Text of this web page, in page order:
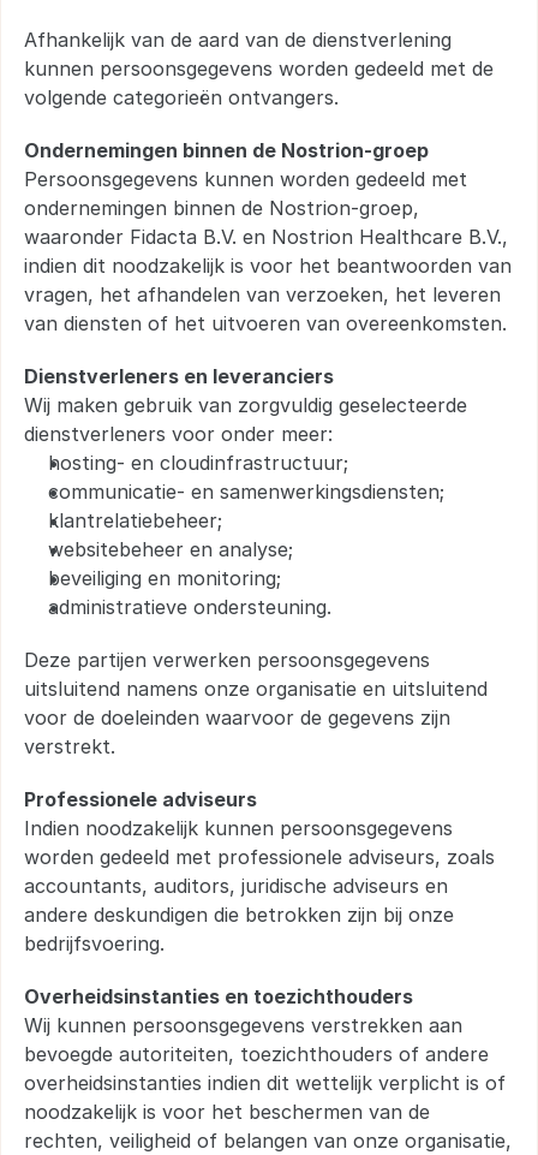
Afhankelijk van de aard van de dienstverlening
kunnen persoonsgegevens worden gedeeld met de
volgende categorieën ontvangers.
Ondernemingen binnen de Nostrion-groep
Persoonsgegevens kunnen worden gedeeld met
ondernemingen binnen de Nostrion-groep,
waaronder Fidacta B.V. en Nostrion Healthcare B.V.,
indien dit noodzakelijk is voor het beantwoorden van
vragen, het afhandelen van verzoeken, het leveren
van diensten of het uitvoeren van overeenkomsten.
Dienstverleners en leveranciers
Wij maken gebruik van zorgvuldig geselecteerde
dienstverleners voor onder meer:
hosting- en cloudinfrastructuur;
communicatie- en samenwerkingsdiensten;
klantrelatiebeheer;
websitebeheer en analyse;
beveiliging en monitoring;
administratieve ondersteuning.
Deze partijen verwerken persoonsgegevens
uitsluitend namens onze organisatie en uitsluitend
voor de doeleinden waarvoor de gegevens zijn
verstrekt.
Professionele adviseurs
Indien noodzakelijk kunnen persoonsgegevens
worden gedeeld met professionele adviseurs, zoals
accountants, auditors, juridische adviseurs en
andere deskundigen die betrokken zijn bij onze
bedrijfsvoering.
Overheidsinstanties en toezichthouders
Wij kunnen persoonsgegevens verstrekken aan
bevoegde autoriteiten, toezichthouders of andere
overheidsinstanties indien dit wettelijk verplicht is of
noodzakelijk is voor het beschermen van de
rechten, veiligheid of belangen van onze organisatie,